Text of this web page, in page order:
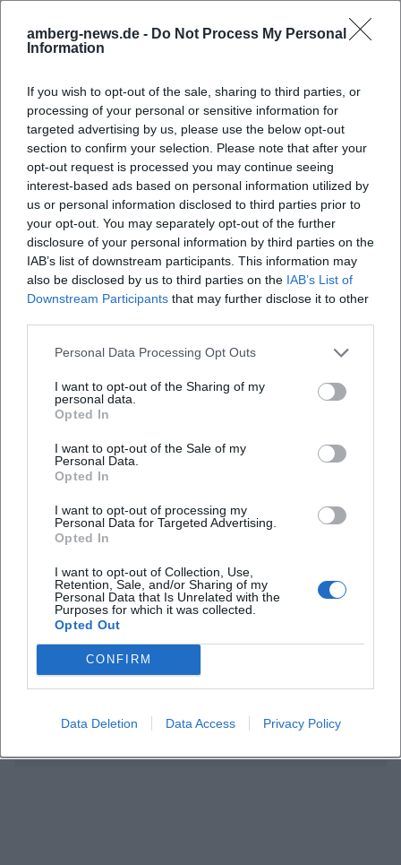
amberg-news.de - Do Not Process My Personal
Information
If you wish to opt-out of the sale, sharing to third parties, or
processing of your personal or sensitive information for
targeted advertising by us, please use the below opt-out
section to confirm your selection. Please note that after your
opt-out request is processed you may continue seeing
interest-based ads based on personal information utilized by
us or personal information disclosed to third parties prior to
your opt-out. You may separately opt-out of the further
disclosure of your personal information by third parties on the
IAB’s list of downstream participants. This information may
also be disclosed by us to third parties on the IAB’s List of
Downstream Participants that may further disclose it to other
Personal Data Processing Opt Outs
I want to opt-out of the Sharing of my
personal data.
Opted In
I want to opt-out of the Sale of my
Personal Data.
Opted In
I want to opt-out of processing my
Personal Data for Targeted Advertising.
Opted In
I want to opt-out of Collection, Use,
Retention, Sale, and/or Sharing of my
Personal Data that Is Unrelated with the
Purposes for which it was collected.
Opted Out
CONFIRM
Data Deletion Data Access Privacy Policy
Map unavailable
Open in Google Maps
Häufig gestellte Fragen
Wann findet die Tagung statt?
Wo ist der Veranstaltungsort?
Ist der Eintritt frei?
Worum geht es inhaltlich?
Ist die Teilnahme auch für Interessierte außerhalb
der Gesellschaft möglich?